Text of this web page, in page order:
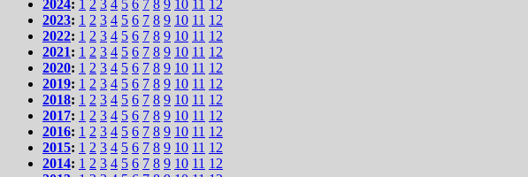
2024: 1 2 3 4 5 6 7 8 9 10 11 12
2023: 1 2 3 4 5 6 7 8 9 10 11 12
2022: 1 2 3 4 5 6 7 8 9 10 11 12
2021: 1 2 3 4 5 6 7 8 9 10 11 12
2020: 1 2 3 4 5 6 7 8 9 10 11 12
2019: 1 2 3 4 5 6 7 8 9 10 11 12
2018: 1 2 3 4 5 6 7 8 9 10 11 12
2017: 1 2 3 4 5 6 7 8 9 10 11 12
2016: 1 2 3 4 5 6 7 8 9 10 11 12
2015: 1 2 3 4 5 6 7 8 9 10 11 12
2014: 1 2 3 4 5 6 7 8 9 10 11 12